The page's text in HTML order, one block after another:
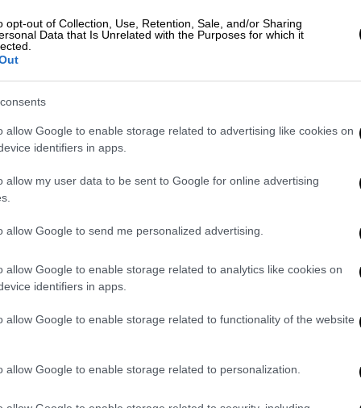
opt-out of Collection, Use, Retention, Sale, and/or Sharing
Data that Is Unrelated with the Purposes for which it
allow Google to enable storage related to advertising like cookies on
identifiers in apps.
allow my user data to be sent to Google for online advertising
allow Google to send me personalized advertising.
allow Google to enable storage related to analytics like cookies on
identifiers in apps.
allow Google to enable storage related to functionality of the website
allow Google to enable storage related to personalization.
παρέμειναν περίπου 15 με 20 λεπτάστο
πως κατέβασαν τον διευθυντή στο
με μαντήλι, καπέλο και σακίδιο. Μπήκε
έξω. Όπλισε το καλάσνικοφ και
χαρακτηριστικά.
ως «
έτοιμο για πόλεμο », τονίζοντας
σε αιματοχυσία εάν έφτανε εκείνη
από την τράπεζα, σημαίνει ότι είσαι
εμφανίστηκε τότε η αστυνομία γιατί θα